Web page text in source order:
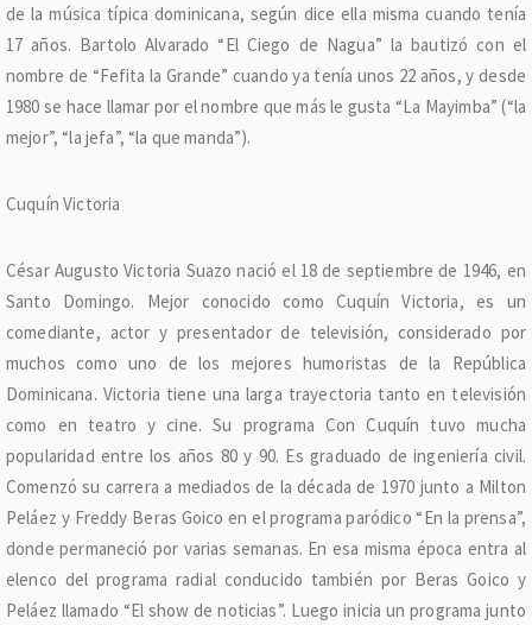
de la música típica dominicana, según dice ella misma cuando tenía
17 años. Bartolo Alvarado “El Ciego de Nagua” la bautizó con el
nombre de “Fefita la Grande” cuando ya tenía unos 22 años, y desde
1980 se hace llamar por el nombre que más le gusta “La Mayimba” (“la
mejor”, “la jefa”, “la que manda”).
Cuquín Victoria
César Augusto Victoria Suazo nació el 18 de septiembre de 1946, en
Santo Domingo. Mejor conocido como Cuquín Victoria, es un
comediante, actor y presentador de televisión, considerado por
muchos como uno de los mejores humoristas de la República
Dominicana. Victoria tiene una larga trayectoria tanto en televisión
como en teatro y cine. Su programa Con Cuquín tuvo mucha
popularidad entre los años 80 y 90. Es graduado de ingeniería civil.
Comenzó su carrera a mediados de la década de 1970 junto a Milton
Peláez y Freddy Beras Goico en el programa paródico “En la prensa”,
donde permaneció por varias semanas. En esa misma época entra al
elenco del programa radial conducido también por Beras Goico y
Peláez llamado “El show de noticias”. Luego inicia un programa junto